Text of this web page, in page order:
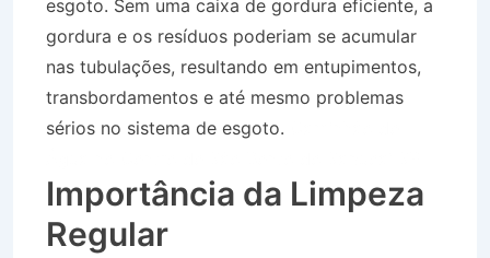
esgoto. Sem uma caixa de gordura eficiente, a
gordura e os resíduos poderiam se acumular
nas tubulações, resultando em entupimentos,
transbordamentos e até mesmo problemas
sérios no sistema de esgoto.
Importância da Limpeza
Regular